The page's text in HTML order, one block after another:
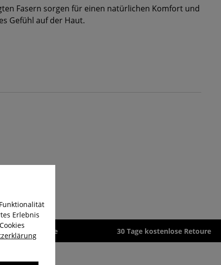
Fasern sorgen für einen natürlichen Komfort und
Gefühl auf der Haut.
1-3 Werktage 30 Tage kostenlose Retoure
Erlebnis